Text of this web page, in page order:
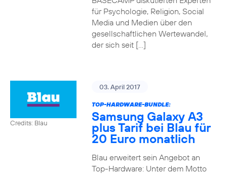
für Psychologie, Religion, Social
Media und Medien über den
gesellschaftlichen Wertewandel,
der sich seit […]
Credits: Blau
03. April 2017
TOP-HARDWARE-BUNDLE:
Samsung Galaxy A3
plus Tarif bei Blau für
20 Euro monatlich
Blau erweitert sein Angebot an
Top-Hardware: Unter dem Motto